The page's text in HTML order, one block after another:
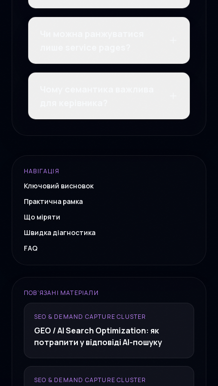
НАВІГАЦІЯ
Ключовий висновок
Практична рамка
Що міряти
Швидка діагностика
FAQ
ПОВ’ЯЗАНІ МАТЕРІАЛИ
SEO & DEMAND CAPTURE CLUSTER
GEO / AI Search Optimization: як
потрапити у відповіді AI-пошуку
SEO & DEMAND CAPTURE CLUSTER